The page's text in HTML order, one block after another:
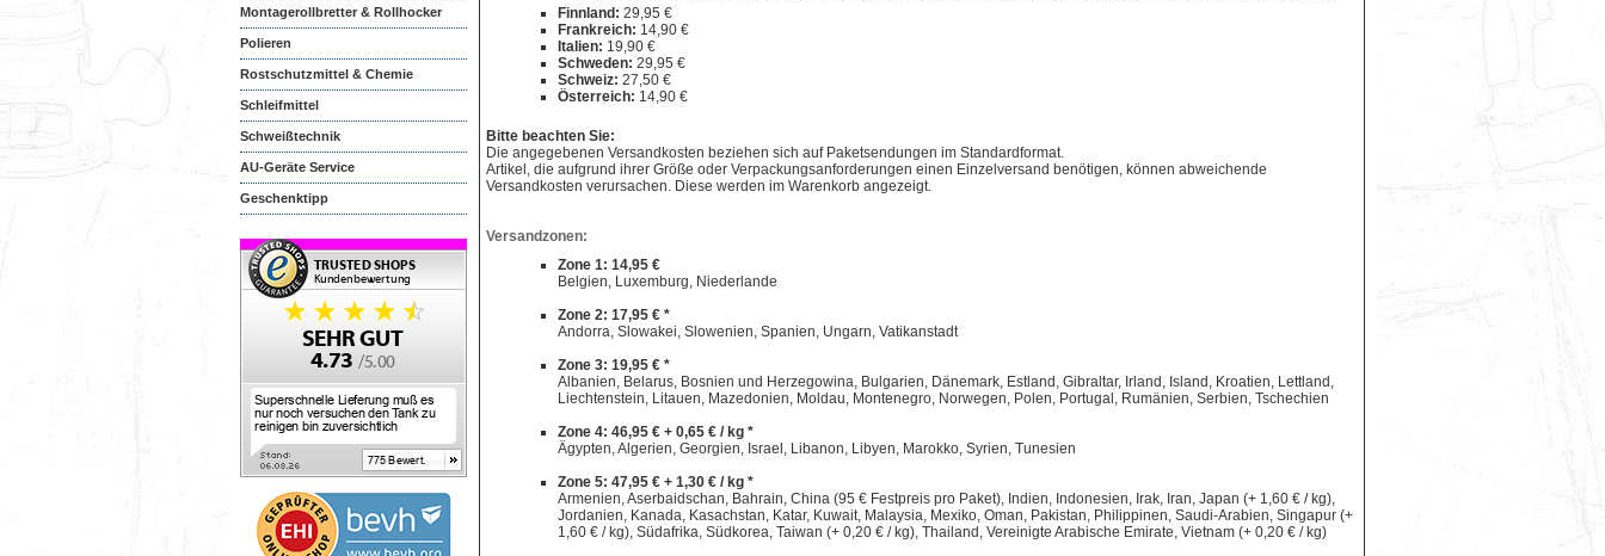
Montagerollbretter & Rollhocker
Polieren
Rostschutzmittel & Chemie
Schleifmittel
Schweißtechnik
AU-Geräte Service
Geschenktipp
Finnland: 29,95 €
Frankreich: 14,90 €
Italien: 19,90 €
Schweden: 29,95 €
Schweiz: 27,50 €
Österreich: 14,90 €
Bitte beachten Sie:
Die angegebenen Versandkosten beziehen sich auf Paketsendungen im Standardformat.
Artikel, die aufgrund ihrer Größe oder Verpackungsanforderungen einen Einzelversand benötigen, können abweichende
Versandkosten verursachen. Diese werden im Warenkorb angezeigt.
Versandzonen:
Zone 1: 14,95 €
Belgien, Luxemburg, Niederlande
Zone 2: 17,95 € *
Andorra, Slowakei, Slowenien, Spanien, Ungarn, Vatikanstadt
Zone 3: 19,95 € *
Albanien, Belarus, Bosnien und Herzegowina, Bulgarien, Dänemark, Estland, Gibraltar, Irland, Island, Kroatien, Lettland,
Liechtenstein, Litauen, Mazedonien, Moldau, Montenegro, Norwegen, Polen, Portugal, Rumänien, Serbien, Tschechien
Zone 4: 46,95 € + 0,65 € / kg *
Ägypten, Algerien, Georgien, Israel, Libanon, Libyen, Marokko, Syrien, Tunesien
Zone 5: 47,95 € + 1,30 € / kg *
Armenien, Aserbaidschan, Bahrain, China (95 € Festpreis pro Paket), Indien, Indonesien, Irak, Iran, Japan (+ 1,60 € / kg),
Jordanien, Kanada, Kasachstan, Katar, Kuwait, Malaysia, Mexiko, Oman, Pakistan, Philippinen, Saudi-Arabien, Singapur (+
1,60 € / kg), Südafrika, Südkorea, Taiwan (+ 0,20 € / kg), Thailand, Vereinigte Arabische Emirate, Vietnam (+ 0,20 € / kg)